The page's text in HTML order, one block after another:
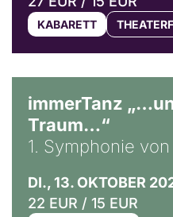
KABARETT
immerTanz
Traum…“
1. Symphonie
DI., 13. OKTOBER
22 EUR / 15 EUR